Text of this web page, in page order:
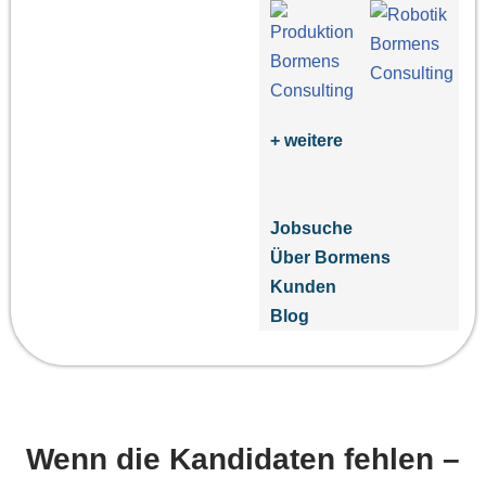
+ weitere
Jobsuche
Über Bormens
Kunden
Blog
Wenn die Kandidaten fehlen –